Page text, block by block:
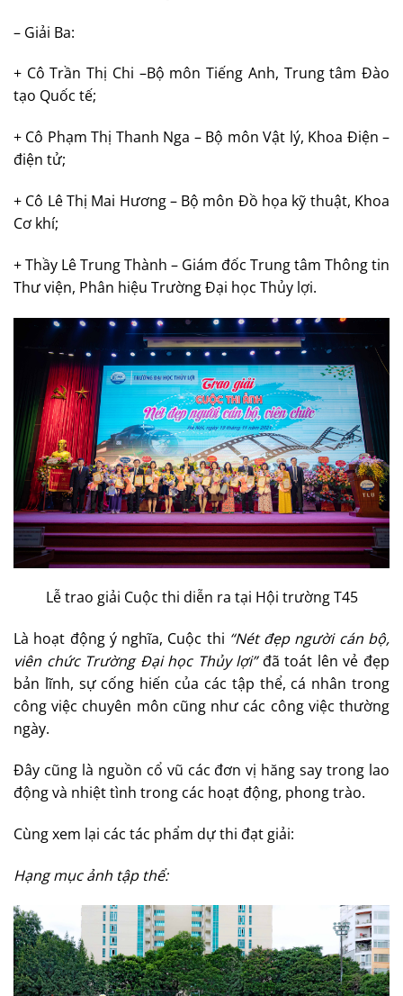
– Giải Ba:
+ Cô Trần Thị Chi –Bộ môn Tiếng Anh, Trung tâm Đào
tạo Quốc tế;
+ Cô Phạm Thị Thanh Nga – Bộ môn Vật lý, Khoa Điện –
điện tử;
+ Cô Lê Thị Mai Hương – Bộ môn Đồ họa kỹ thuật, Khoa
Cơ khí;
+ Thầy Lê Trung Thành – Giám đốc Trung tâm Thông tin
Thư viện, Phân hiệu Trường Đại học Thủy lợi.
Lễ trao giải Cuộc thi diễn ra tại Hội trường T45
Là hoạt động ý nghĩa, Cuộc thi “Nét đẹp người cán bộ,
viên chức Trường Đại học Thủy lợi”đã toát lên vẻ đẹp
bản lĩnh, sự cống hiến của các tập thể, cá nhân trong
công việc chuyên môn cũng như các công việc thường
ngày.
Đây cũng là nguồn cổ vũ các đơn vị hăng say trong lao
động và nhiệt tình trong các hoạt động, phong trào.
Cùng xem lại các tác phẩm dự thi đạt giải:
Hạng mục ảnh tập thể: